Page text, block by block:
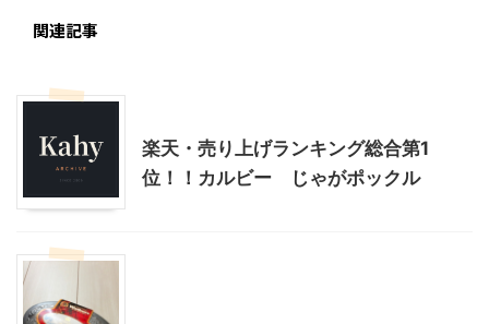
関連記事
楽天・売り上げランキング総合第1
位！！カルビー じゃがポックル